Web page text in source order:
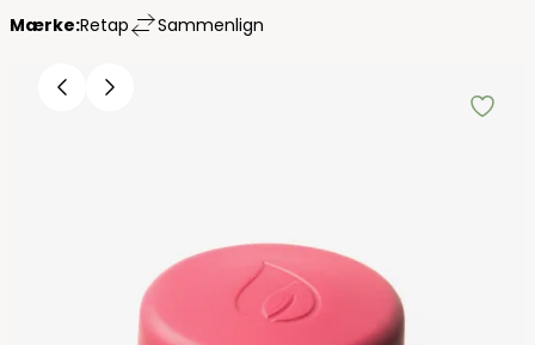
Mærke:Retap Sammenlign